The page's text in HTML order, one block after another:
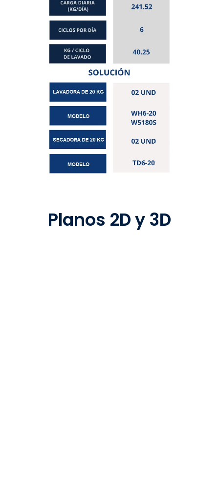
Planos 2D y 3D